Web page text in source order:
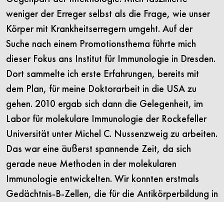
weniger der Erreger selbst als die Frage, wie unser
Körper mit Krankheitserregern umgeht. Auf der
Suche nach einem Promotionsthema führte mich
dieser Fokus ans Institut für Immunologie in Dresden.
Dort sammelte ich erste Erfahrungen, bereits mit
dem Plan, für meine Doktorarbeit in die USA zu
gehen. 2010 ergab sich dann die Gelegenheit, im
Labor für molekulare Immunologie der Rockefeller
Universität unter Michel C. Nussenzweig zu arbeiten.
Das war eine äußerst spannende Zeit, da sich
gerade neue Methoden in der molekularen
Immunologie entwickelten. Wir konnten erstmals
Gedächtnis-B-Zellen, die für die Antikörperbildung in